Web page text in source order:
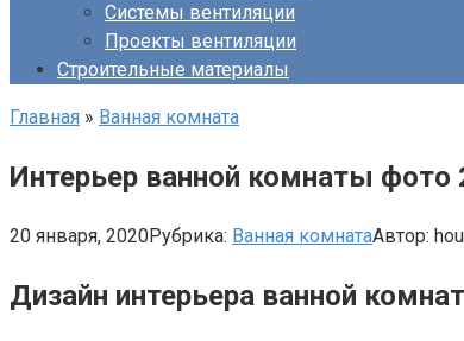
Системы вентиляции
Проекты вентиляции
Строительные материалы
Главная » Ванная комната
Интерьер ванной комнаты
20 января, 2020Рубрика: Ванная комнатаАвтор:
Дизайн интерьера ванной